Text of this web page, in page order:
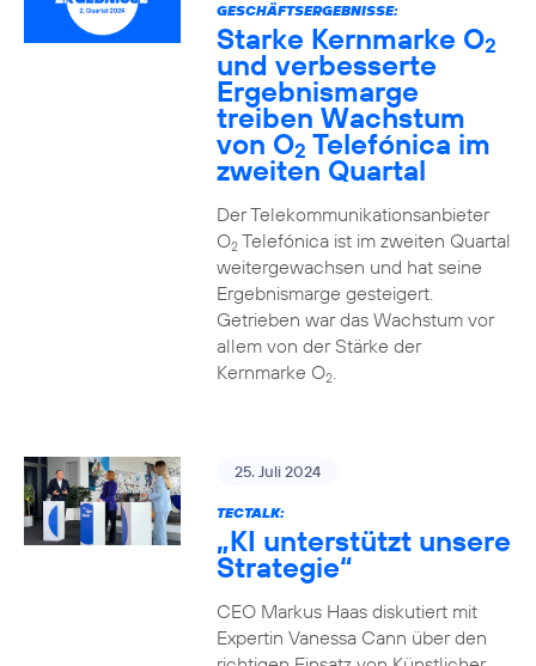
GESCHÄFTSERGEBNISSE:
Starke Kernmarke O2
und verbesserte
Ergebnismarge
treiben Wachstum
von O2 Telefónica im
zweiten Quartal
Der Telekommunikationsanbieter
O2Telefónica ist im zweiten Quartal
weitergewachsen und hat seine
Ergebnismarge gesteigert.
Getrieben war das Wachstum vor
allem von der Stärke der
Kernmarke O2.
25. Juli 2024
TECTALK:
„KI unterstützt unsere
Strategie“
CEO Markus Haas diskutiert mit
Expertin Vanessa Cann über den